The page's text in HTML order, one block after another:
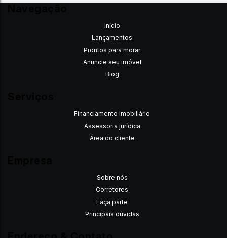
Início
Lançamentos
Prontos para morar
Anuncie seu imóvel
Blog
Financiamento Imobiliário
Assessoria jurídica
Área do cliente
Sobre nós
Corretores
Faça parte
Principais dúvidas